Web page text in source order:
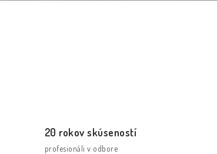
20 rokov skúseností
profesionáli v odbore